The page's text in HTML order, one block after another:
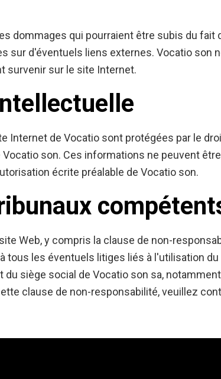
dommages qui pourraient être subis du
sur d'éventuels liens externes. Vocatio son
survenir sur le site Internet.
Internet de Vocatio sont protégées par le
son. Ces informations ne peuvent
écrite préalable de Vocatio son.
Web, y compris la clause de non-
tous les éventuels litiges liés à l'utilisation
siège social de Vocatio son sa,
clause de non-responsabilité, veuillez